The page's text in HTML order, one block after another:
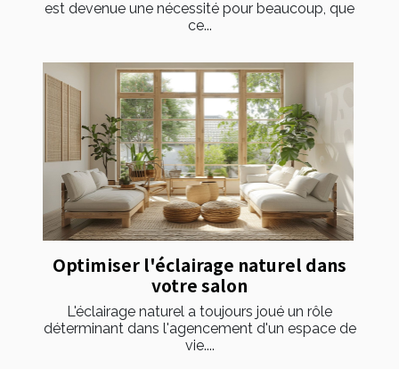
est devenue une nécessité pour beaucoup, que
ce...
Optimiser l'éclairage naturel dans
votre salon
L'éclairage naturel a toujours joué un rôle
déterminant dans l'agencement d'un espace de
vie....